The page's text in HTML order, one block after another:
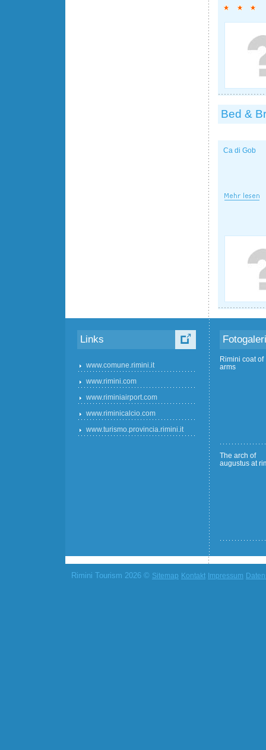
Bed &
Ca di Gob
Links
www.comune.rimini.it
www.rimini.com
www.riminiairport.com
www.riminicalcio.com
www.turismo.provincia.rimini.it
Rimini coat of
arms
The arch of
augustus at
Rimini Tourism 2026 © Sitemap Kontakt Impressum